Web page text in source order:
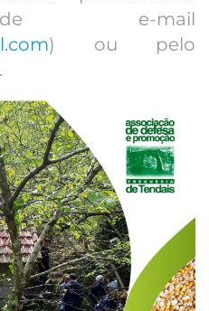
e-mail
) ou pelo